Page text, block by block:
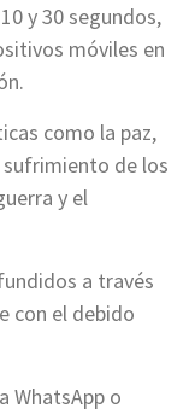
y 30 segundos,
móviles en
como la paz,
sufrimiento de los
y el
a través
con el debido
WhatsApp o